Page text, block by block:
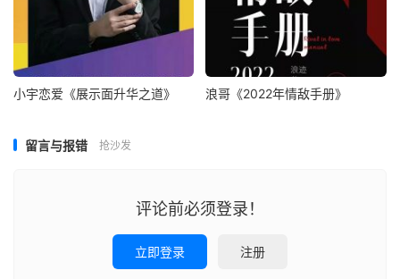
小宇恋爱《展示面升华之道》 浪哥《2022年情敌手册》
留言与报错 抢沙发
评论前必须登录！
立即登录 注册